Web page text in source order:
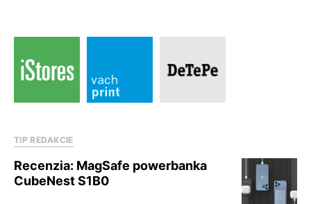
TIP REDAKCIE
Recenzia: MagSafe powerbanka
CubeNest S1B0